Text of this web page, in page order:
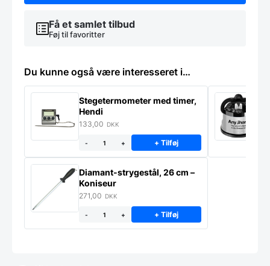
Cangshan
Thomas
antal
Få et samlet tilbud
Føj til favoritter
Du kunne også være interesseret i…
Stegetermometer med timer,
Hendi
133,00 DKK
- + + Tilføj
Diamant-strygestål, 26 cm –
Koniseur
271,00 DKK
- + + Tilføj